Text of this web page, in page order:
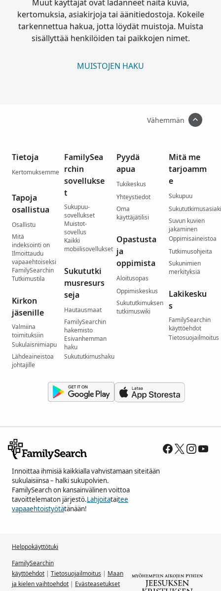
Muut käyttäjät ovat ladanneet näitä kuvia,
kertomuksia, asiakirjoja tai äänitiedostoja. Kokeile
tarkennettua hakua, jotta löydät muistoja. Muista
sisällyttää henkilöiden tai paikkojen nimet.
MUISTOJEN HAKU
Vähemmän
Tietoja
Kertomuksemme
Tapoja
osallistua
Osallistu
Mitä
indeksointi on
Ilmoittaudu
vapaaehtoiseksi
FamilySearchin
Tutkimustila
Kirkon
jäsenille
Valmiina
toimituksiin
Sukulaisnimiapu
Lähdeaineistoa
johtajille
FamilySea
rchin
sovellukse
t
Sukupuu-
sovellukset
Muistot-
sovellus
Kaikki
mobiilisovellukset
Sukututki
musresurs
seja
Hautausmaat
FamilySearchin
hakemisto
Esivanhemman
haku
Sukututkimushaku
Pyydä
apua
Tukikeskus
Yhteystiedot
Oma
käyttäjätilisi
Opastusta
ja
oppimista
Aloitusopas
Oppimiskeskus
Sukututkimuksen
tutkimuswiki
Mitä me
tarjoamm
e
Sukupuu
Suvun kuvien
jakaminen
Oppimisaineistoa
Tutkimusohjeita
Sukunimien
merkityksiä
Lakikesku
s
FamilySearchin
käyttöehdot
Tietosuojailmoitus
Innoittaa ihmisiä kaikkialla vahvistamaan siteitään
sukulaisiinsa – halki sukupolvien.
FamilySearch on kansainvälinen voittoa
tavoittelematon järjestö.Lahjoitataitee
vapaaehtoistyötätänään!
Helppokäyttötuki
FamilySearchin
käyttöehdot | Tietosuojailmoitus | Maan
ja kielen vaihtoehdot | Evästeasetukset